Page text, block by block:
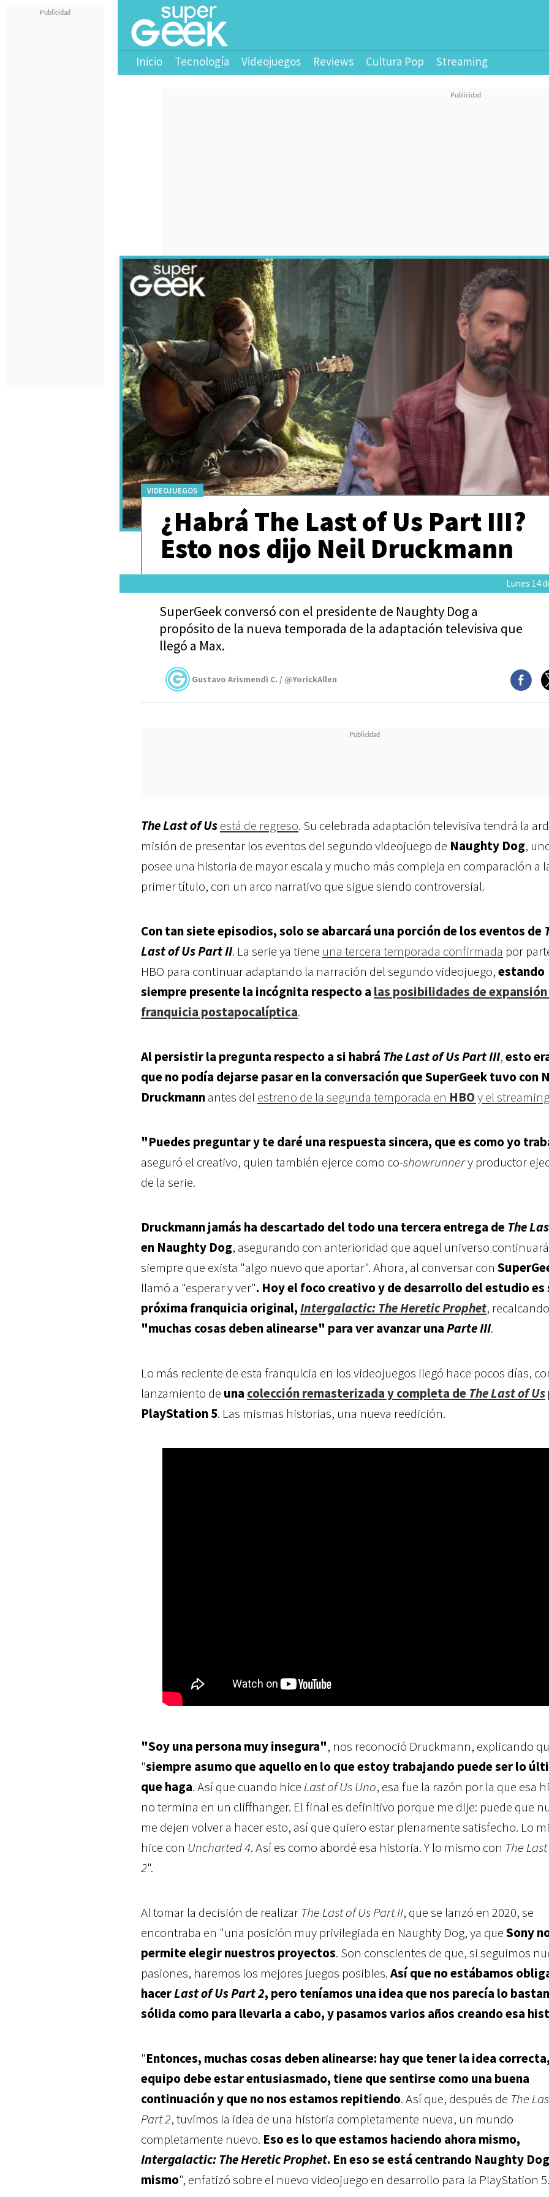
Inicio Tecnología Videojuegos Reviews Cultura Pop Streaming
VIDEOJUEGOS
¿Habrá The Last of Us Part III?
Esto nos dijo Neil Druckmann
Lunes 14
SuperGeek conversó con el presidente de Naughty Dog a
propósito de la nueva temporada de la adaptación televisiva que
llegó a Max.
Gustavo Arismendi C. / @YorickAllen
The Last of Usestá de regreso. Su celebrada adaptación televisiva tendrá la
misión de presentar los eventos del segundo videojuego de Naughty Dog,
posee una historia de mayor escala y mucho más compleja en comparación a
primer título, con un arco narrativo que sigue siendo controversial.
Con tan siete episodios, solo se abarcará una porción de los eventos de
Last of Us Part II. La serie ya tiene una tercera temporada confirmada por
HBO para continuar adaptando la narración del segundo videojuego,estando
siempre presente la incógnita respecto a las posibilidades de
franquicia postapocalíptica.
Al persistir la pregunta respecto a si habrá The Last of Us Part III,esto
que no podía dejarse pasar en la conversación que SuperGeek tuvo con
Druckmannantes del estreno de la segunda temporada en HBOy el
"Puedes preguntar y te daré una respuesta sincera, que es como yo
aseguró el creativo, quien también ejerce como co-showrunnery productor
de la serie.
Druckmann jamás ha descartado del todo una tercera entrega de The
en Naughty Dog, asegurando con anterioridad que aquel universo continuará
siempre que exista "algo nuevo que aportar". Ahora, al conversar con
llamó a "esperar y ver". Hoy el foco creativo y de desarrollo del estudio es
próxima franquicia original,Intergalactic: The Heretic Prophet,
"muchas cosas deben alinearse" para ver avanzar unaParte III.
Lo más reciente de esta franquicia en los videojuegos llegó hace pocos días,
lanzamiento de una colección remasterizada y completa de The Last of Us
PlayStation 5. Las mismas historias, una nueva reedición.
"Soy una persona muy insegura", nos reconoció Druckmann, explicando
"siempre asumo que aquello en lo que estoy trabajando puede ser lo
que haga. Así que cuando hice Last of Us Uno, esa fue la razón por la que esa
no termina en un cliffhanger. El final es definitivo porque me dije: puede que
me dejen volver a hacer esto, así que quiero estar plenamente satisfecho. Lo
hice con Uncharted 4. Así es como abordé esa historia. Y lo mismo con The
2".
Al tomar la decisión de realizar The Last of Us Part II, que se lanzó en 2020, se
encontraba en "una posición muy privilegiada en Naughty Dog, ya queSony
permite elegir nuestros proyectos. Son conscientes de que, si seguimos
pasiones, haremos los mejores juegos posibles.Así que no estábamos
hacerLast of Us Part 2, pero teníamos una idea que nos parecía lo
sólida como para llevarla a cabo, y pasamos varios años creando esa
"Entonces, muchas cosas deben alinearse: hay que tener la idea
equipo debe estar entusiasmado, tiene que sentirse como una buena
continuación y que no nos estamos repitiendo. Así que, después de The
Part 2, tuvimos la idea de una historia completamente nueva, un mundo
completamente nuevo. Eso es lo que estamos haciendo ahora mismo,
Intergalactic: The Heretic Prophet. En eso se está centrando Naughty
mismo", enfatizó sobre el nuevo videojuego en desarrollo para la PlayStation 5.